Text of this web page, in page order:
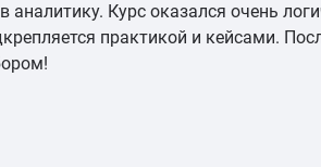
Курс оказался очень
практикой и кейсами.